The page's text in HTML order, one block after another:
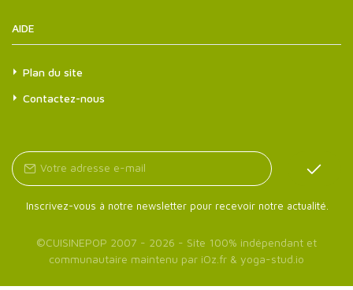
AIDE
Plan du site
Contactez-nous
Inscrivez-vous à notre newsletter pour recevoir notre actualité.
©CUISINEPOP 2007 - 2026 - Site 100% indépendant et
communautaire maintenu par iOz.fr & yoga-stud.io